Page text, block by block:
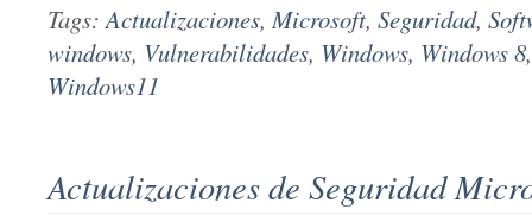
Tags:Actualizaciones,Microsoft, Seguridad,
windows, Vulnerabilidades, Windows, Windows 8
Windows11
Actualizaciones de Seguridad